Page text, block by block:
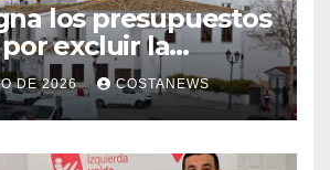
los presupuestos
excluir la
DE 2026 COSTANEWS